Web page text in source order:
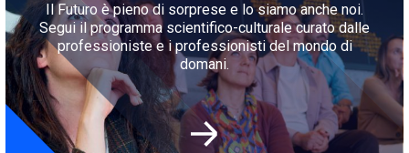
Il Futuro è pieno di sorprese e lo siamo anche noi.
Segui il programma scientifico-culturale curato dalle
professioniste e i professionisti del mondo di
domani.